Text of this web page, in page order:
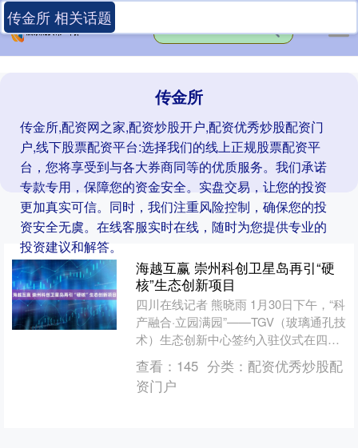
传金所
传金所,配资网之家,配资炒股开户,配资优秀炒股配资门
户,线下股票配资平台:选择我们的线上正规股票配资平
台，您将享受到与各大券商同等的优质服务。我们承诺
专款专用，保障您的资金安全。实盘交易，让您的投资
更加真实可信。同时，我们注重风险控制，确保您的投
资安全无虞。在线客服实时在线，随时为您提供专业的
投资建议和解答。
传金所 相关话题
海越互赢 崇州科创卫星岛再引“硬
核”生态创新项目
四川在线记者 熊晓雨 1月30日下午，“科
产融合·立园满园”——TGV（玻璃通孔技
术）生态创新中心签约入驻仪式在四川
崇州明湖科创园举行。 明湖科创园 崇州
相关负....
查看： 145 分类： 配资优秀炒股配
资门户